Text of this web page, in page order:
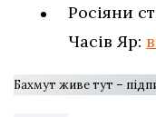
Росіяни
Часів Яр:
Бахмут живе тут –